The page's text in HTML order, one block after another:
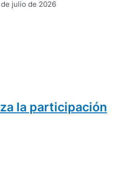
de julio de 2026
la participación